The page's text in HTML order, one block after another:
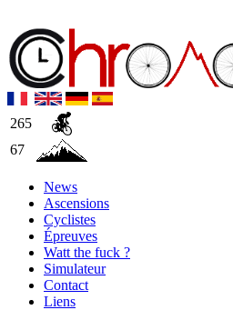
265
67
News
Ascensions
Cyclistes
Épreuves
Watt the fuck ?
Simulateur
Contact
Liens